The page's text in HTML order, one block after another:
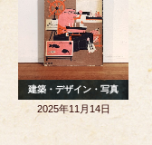
建築・デザイン・写真
2025年11月14日